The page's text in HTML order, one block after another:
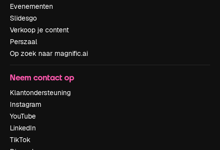
Evenementen
Slidesgo
Verkoop je content
Perszaal
Op zoek naar magnific.ai
Neem contact op
Klantondersteuning
Instagram
YouTube
LinkedIn
TikTok